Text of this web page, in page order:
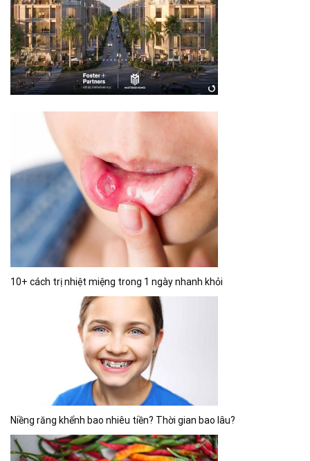
10+ cách trị nhiệt miệng trong 1 ngày nhanh khỏi
Niềng răng khểnh bao nhiêu tiền? Thời gian bao lâu?